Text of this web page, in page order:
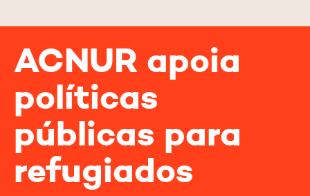
ACNUR apoia
políticas
públicas para
refugiados